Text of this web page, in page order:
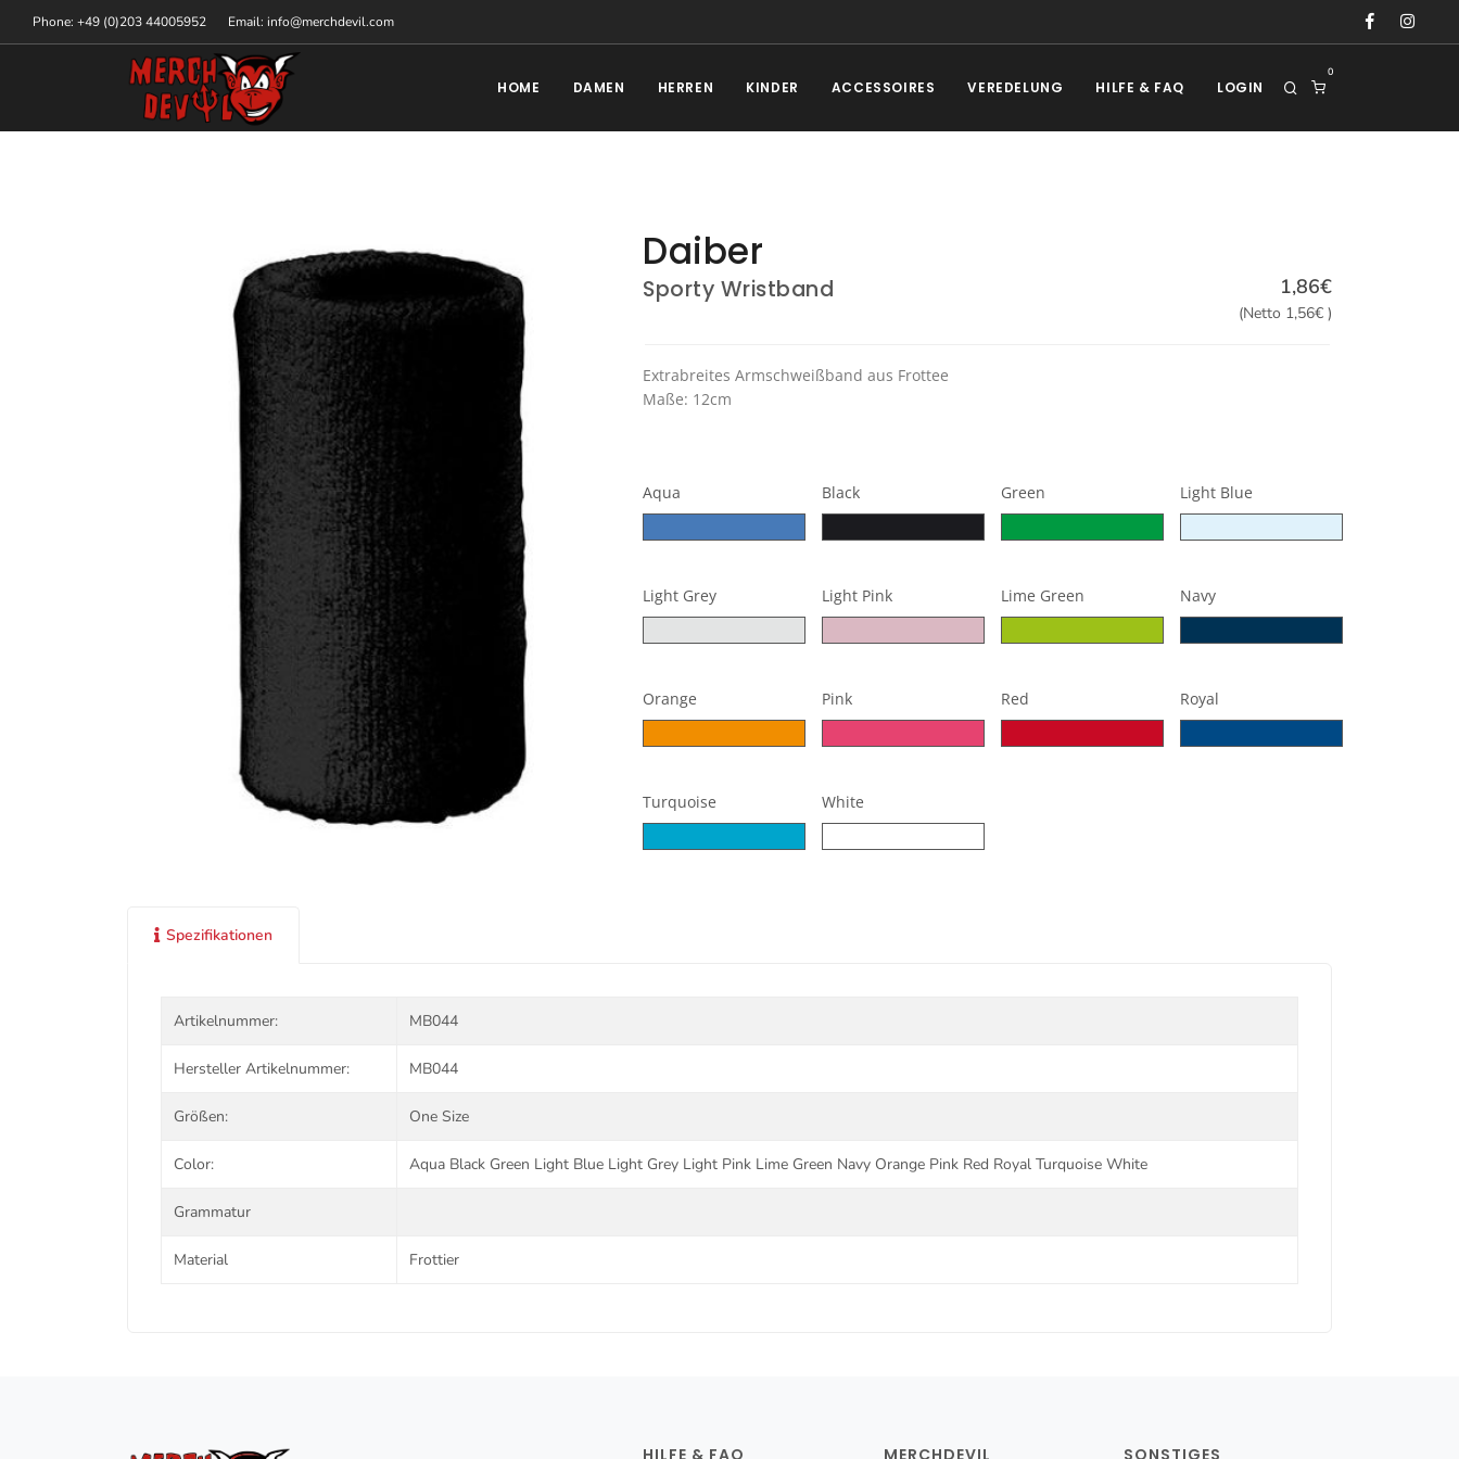
Phone: +49 (0)203 44005952 Email: info@merchdevil.com
0
HOME DAMEN HERREN KINDER ACCESSOIRES VEREDELUNG HILFE & FAQ LOGIN
Daiber
Sporty Wristband 1,86€
(Netto 1,56€ )
Extrabreites Armschweißband aus Frottee
Maße: 12cm
Aqua Black Green Light Blue
Light Grey Light Pink Lime Green Navy
Orange Pink Red Royal
Turquoise White
Spezifikationen
Artikelnummer: MB044
Hersteller Artikelnummer: MB044
Größen: One Size
Color: Aqua Black Green Light Blue Light Grey Light Pink Lime Green Navy Orange Pink Red Royal Turquoise White
Grammatur
Material Frottier
HILFE & FAQ MERCHDEVIL SONSTIGES